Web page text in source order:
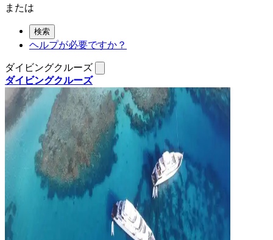
または
検索
ヘルプが必要ですか？
ダイビングクルーズ
ダイビングクルーズ